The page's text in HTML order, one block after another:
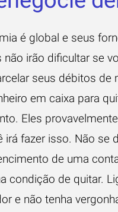
é global e seus
não irão dificultar se
seus débitos de
em caixa para
Eles
irá fazer isso. Não se
de uma
condição de quitar.
e não tenha